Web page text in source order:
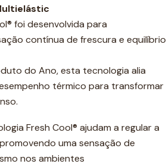
foi desenvolvida para
contínua de frescura e equilíbrio
do Ano, esta tecnologia alia
térmico para transformar
Fresh Cool® ajudam a regular a
uma sensação de
nos ambientes